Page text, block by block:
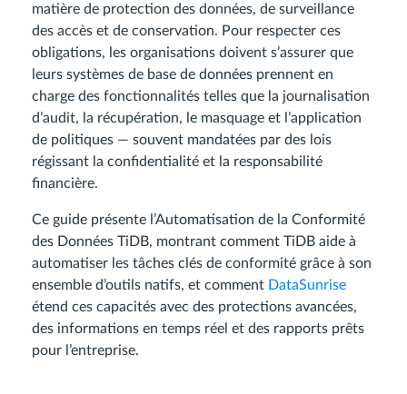
matière de protection des données, de surveillance
des accès et de conservation. Pour respecter ces
obligations, les organisations doivent s’assurer que
leurs systèmes de base de données prennent en
charge des fonctionnalités telles que la journalisation
d’audit, la récupération, le masquage et l’application
de politiques — souvent mandatées par des lois
régissant la confidentialité et la responsabilité
financière.
Ce guide présente l’Automatisation de la Conformité
des Données TiDB, montrant comment TiDB aide à
automatiser les tâches clés de conformité grâce à son
ensemble d’outils natifs, et comment DataSunrise
étend ces capacités avec des protections avancées,
des informations en temps réel et des rapports prêts
pour l’entreprise.